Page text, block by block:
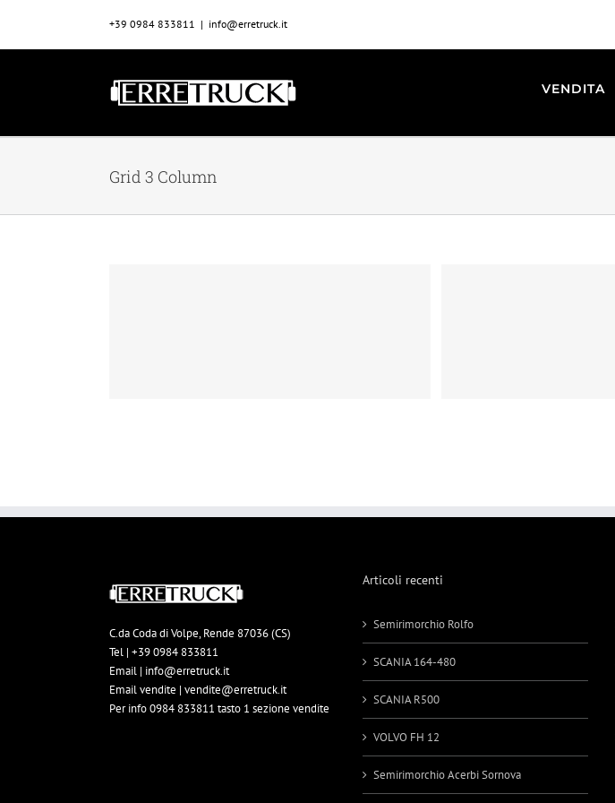
contenuto
+39 0984 833811 | info@erretruck.it
VENDITA
Grid 3 Column
C.da Coda di Volpe, Rende 87036 (CS)
Tel | +39 0984 833811
Email | info@erretruck.it
Email vendite | vendite@erretruck.it
Per info 0984 833811 tasto 1 sezione vendite
Articoli recenti
Semirimorchio Rolfo
SCANIA 164-480
SCANIA R500
VOLVO FH 12
Semirimorchio Acerbi Sornova